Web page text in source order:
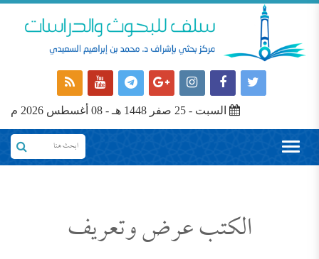
السبت - 25 صفر 1448 هـ - 08 أغسطس 2026 م
الكتب عرض وتعريف